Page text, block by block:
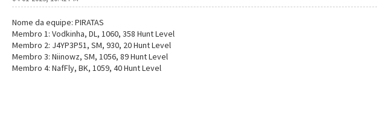
Nome da equipe: PIRATAS
Membro 1: Vodkinha, DL, 1060, 358 Hunt Level
Membro 2: J4YP3P51, SM, 930, 20 Hunt Level
Membro 3: Niinowz, SM, 1056, 89 Hunt Level
Membro 4: NafFly, BK, 1059, 40 Hunt Level